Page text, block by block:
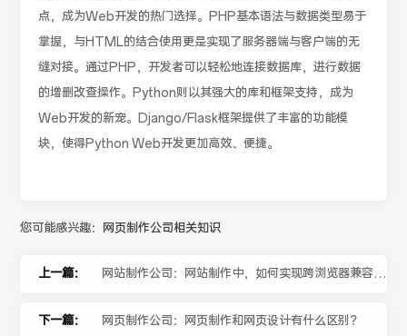
点，成为Web开发的热门选择。PHP基本语法与数据类型易于
掌握，与HTML的结合使用更是实现了服务器端与客户端的无
缝对接。通过PHP，开发者可以轻松地连接数据库，进行数据
的增删改查操作。Python则以其强大的库和框架支持，成为
Web开发的新宠。Django/Flask框架提供了丰富的功能模
块，使得Python Web开发更加高效、便捷。
您可能感兴趣： 网页制作公司相关知识
上一篇： 网站制作公司：网站制作中，如何实现跨浏览器兼容
性？
下一篇： 网页制作公司：网页制作和网页设计有什么区别？